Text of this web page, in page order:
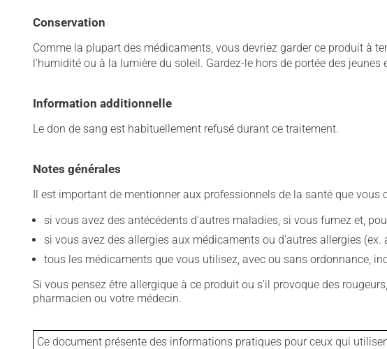
Conservation
Comme la plupart des médicaments, vous devriez garder ce produit à
l'humidité ou à la lumière du soleil. Gardez-le hors de portée des
Information additionnelle
Le don de sang est habituellement refusé durant ce traitement.
Notes générales
Il est important de mentionner aux professionnels de la santé que vous
si vous avez des antécédents d'autres maladies, si vous fumez et,
si vous avez des allergies aux médicaments ou d'autres allergies (ex.
tous les médicaments que vous utilisez, avec ou sans ordonnance,
Si vous pensez être allergique à ce produit ou s'il provoque des
pharmacien ou votre médecin.
Ce document présente des informations pratiques pour ceux qui